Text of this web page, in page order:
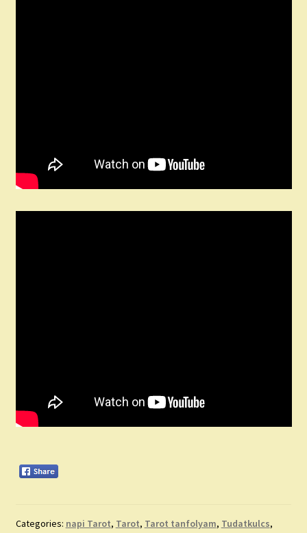
Categories: napi Tarot, Tarot, Tarot tanfolyam, Tudatkulcs,